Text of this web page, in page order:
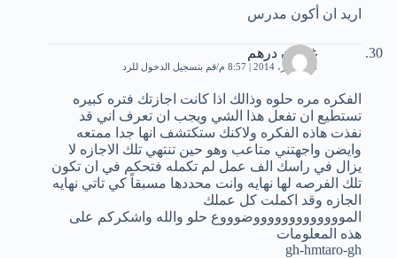
اريد ان أكون مدرس
غمدان درهم
28 فبراير، 2014 | 8:57 م قم بتسجيل الدخول للرد
الفكره مره حلوه وذالك اذا كانت اجازتك فتره كبيره
تستطيع ان تفعل هذا الشي ويجب ان تعرف اني قد
نفذت هاذه الفكره ولاكنك ستكتشف انها جدا ممتعه
وايضن واجهتني متاعب وهو حين تنتهي تلك الاجازه لا
يزال في راسك الف عمل لم تكمله فتحكم في ان تكون
تلك الفرصه لها نهايه وانت محددها مسبقاً كي تاتي نهايه
الجازه وقد اكملت كل عملك
الموووووووووووووضوووع حلو والله واشكركم على
هذه المعلومات
gh-hmtaro-gh